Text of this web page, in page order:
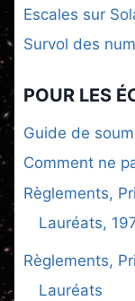
Escales sur
Survol des
POUR LES
Guide de
Comment ne
Règlements,
Lauréats,
Règlements,
Lauréats